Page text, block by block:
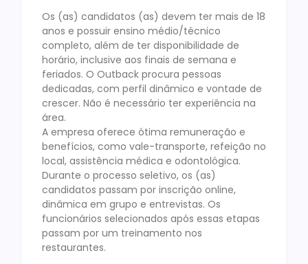
Os (as) candidatos (as) devem ter mais de 18
anos e possuir ensino médio/técnico
completo, além de ter disponibilidade de
horário, inclusive aos finais de semana e
feriados. O Outback procura pessoas
dedicadas, com perfil dinâmico e vontade de
crescer. Não é necessário ter experiência na
área.
A empresa oferece ótima remuneração e
benefícios, como vale-transporte, refeição no
local, assistência médica e odontológica.
Durante o processo seletivo, os (as)
candidatos passam por inscrição online,
dinâmica em grupo e entrevistas. Os
funcionários selecionados após essas etapas
passam por um treinamento nos
restaurantes.